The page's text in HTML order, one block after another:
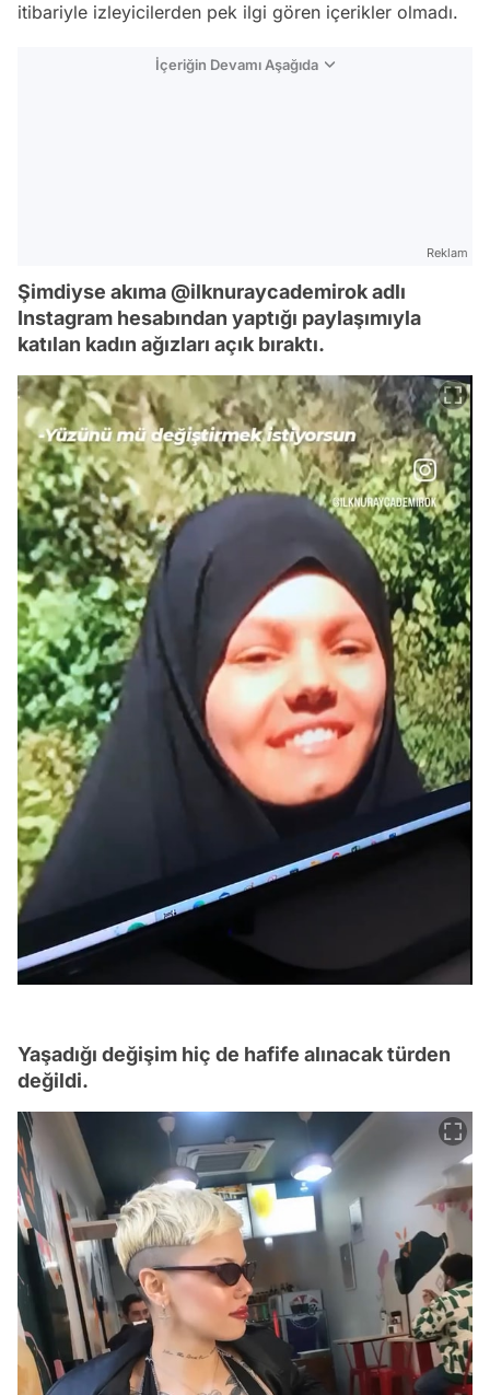
itibariyle izleyicilerden pek ilgi gören içerikler olmadı.
İçeriğin Devamı Aşağıda
Reklam
Şimdiyse akıma @ilknuraycademirok adlı
Instagram hesabından yaptığı paylaşımıyla
katılan kadın ağızları açık bıraktı.
Yaşadığı değişim hiç de hafife alınacak türden
değildi.